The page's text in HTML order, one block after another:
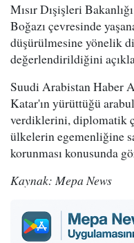
Mısır Dışişleri
Boğazı çevresinde
düşürülmesine yönelik
değerlendirildiğini
Suudi Arabistan Haber
Katar'ın yürüttüğü
verdiklerini, diplomatik
ülkelerin egemenliğine
korunması konusunda
Kaynak: Mepa News